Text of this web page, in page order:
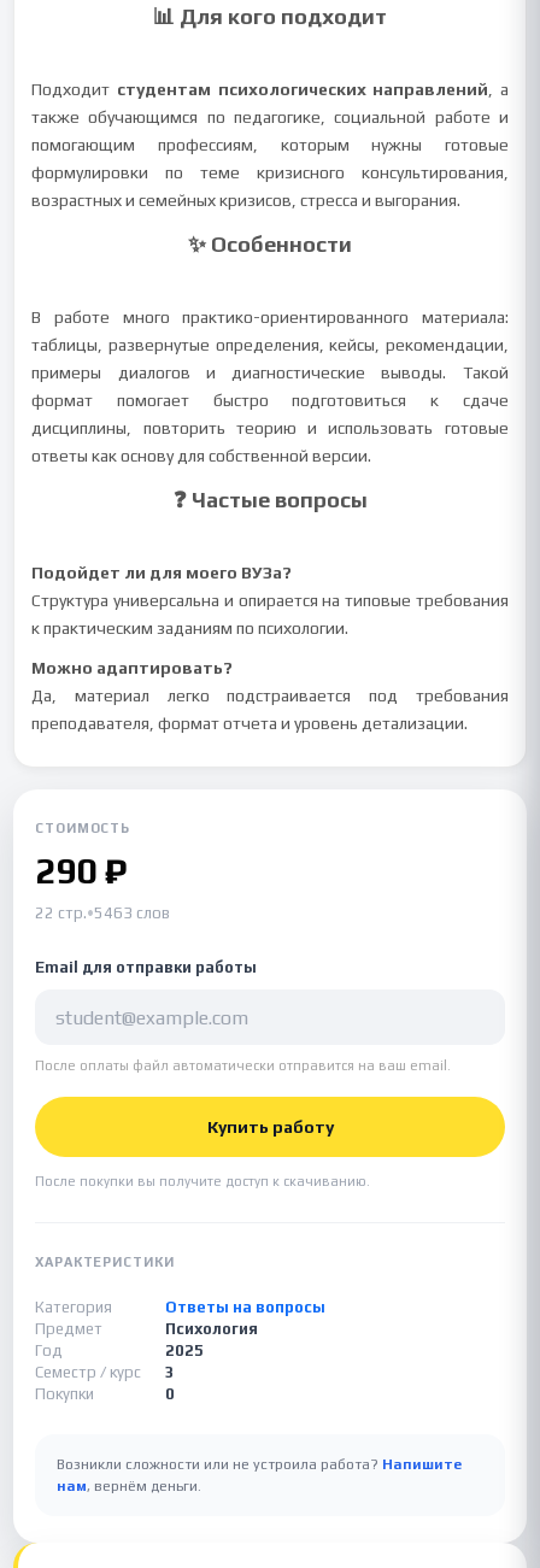
📊 Для кого подходит
Подходит студентам психологических направлений , а
также обучающимся по педагогике, социальной работе и
помогающим профессиям, которым нужны готовые
формулировки по теме кризисного консультирования,
возрастных и семейных кризисов, стресса и выгорания.
✨ Особенности
В работе много практико-ориентированного материала:
таблицы, развернутые определения, кейсы, рекомендации,
примеры диалогов и диагностические выводы. Такой
формат помогает быстро подготовиться к сдаче
дисциплины, повторить теорию и использовать готовые
ответы как основу для собственной версии.
❓ Частые вопросы
Подойдет ли для моего ВУЗа?
Структура универсальна и опирается на типовые требования
к практическим заданиям по психологии.
Можно адаптировать?
Да, материал легко подстраивается под требования
преподавателя, формат отчета и уровень детализации.
СТОИМОСТЬ
290 ₽
22 стр.•5463 слов
Email для отправки работы
После оплаты файл автоматически отправится на ваш email.
Купить работу
После покупки вы получите доступ к скачиванию.
ХАРАКТЕРИСТИКИ
Категория
Ответы на вопросы
Предмет
Психология
Год
2025
Семестр / курс
3
Покупки
0
Возникли сложности или не устроила работа? Напишите
нам, вернём деньги.